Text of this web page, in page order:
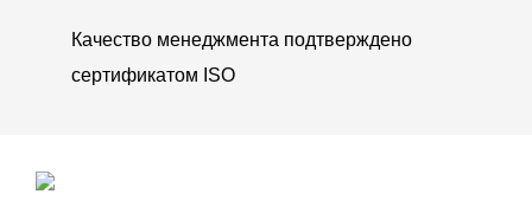
Качество менеджмента подтверждено
сертификатом ISO